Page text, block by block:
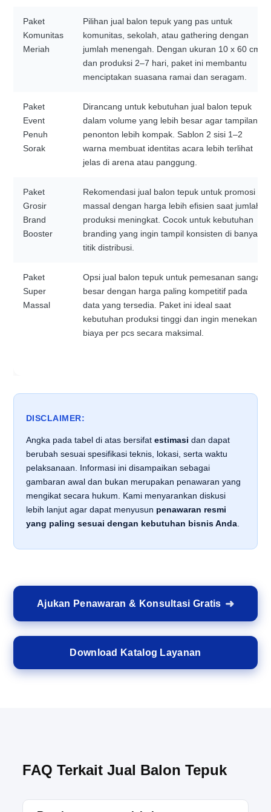
Paket
Komunitas
Meriah
Pilihan jual balon tepuk yang pas untuk
komunitas, sekolah, atau gathering dengan
jumlah menengah. Dengan ukuran 10 x 60 cm
dan produksi 2–7 hari, paket ini membantu
menciptakan suasana ramai dan seragam.
Paket
Event
Penuh
Sorak
Dirancang untuk kebutuhan jual balon tepuk
dalam volume yang lebih besar agar tampilan
penonton lebih kompak. Sablon 2 sisi 1–2
warna membuat identitas acara lebih terlihat
jelas di arena atau panggung.
Paket
Grosir
Brand
Booster
Rekomendasi jual balon tepuk untuk promosi
massal dengan harga lebih efisien saat jumlah
produksi meningkat. Cocok untuk kebutuhan
branding yang ingin tampil konsisten di banyak
titik distribusi.
Paket
Super
Massal
Opsi jual balon tepuk untuk pemesanan sangat
besar dengan harga paling kompetitif pada
data yang tersedia. Paket ini ideal saat
kebutuhan produksi tinggi dan ingin menekan
biaya per pcs secara maksimal.
DISCLAIMER:
Angka pada tabel di atas bersifat estimasi dan dapat
berubah sesuai spesifikasi teknis, lokasi, serta waktu
pelaksanaan. Informasi ini disampaikan sebagai
gambaran awal dan bukan merupakan penawaran yang
mengikat secara hukum. Kami menyarankan diskusi
lebih lanjut agar dapat menyusun penawaran resmi
yang paling sesuai dengan kebutuhan bisnis Anda.
Ajukan Penawaran & Konsultasi Gratis
Download Katalog Layanan
FAQ Terkait Jual Balon Tepuk